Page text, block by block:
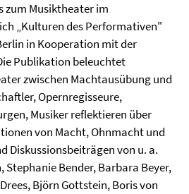
zum Musiktheater im
„Kulturen des Performativen"
in Kooperation mit der
Publikation beleuchtet
zwischen Machtausübung und
Opernregisseure,
Musiker reflektieren über
von Macht, Ohnmacht und
Diskussionsbeiträgen von u. a.
Bender, Barbara Beyer,
Björn Gottstein, Boris von